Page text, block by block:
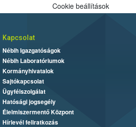
Cookie beállítások
Kapcsolat
Nébih Igazgatóságok
Nébih Laboratóriumok
Kormányhivatalok
Sajtókapcsolat
Ügyfélszolgálat
Hatósági jogsegély
Élelmiszermentő Központ
Hírlevél feliratkozás